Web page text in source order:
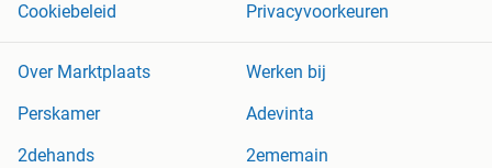
Cookiebeleid
Privacyvoorkeuren
Over Marktplaats
Werken bij
Perskamer
Adevinta
2dehands
2ememain